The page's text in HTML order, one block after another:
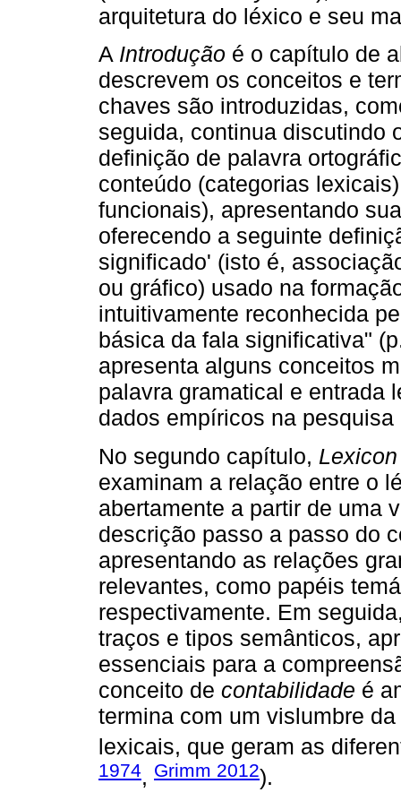
arquitetura do léxico e seu
A Introdução é o capítulo de
descrevem os conceitos e
chaves são introduzidas,
seguida, continua discutindo
definição de palavra
conteúdo (categorias
funcionais), apresentando
oferecendo a seguinte
significado' (isto é,
ou gráfico) usado na
intuitivamente reconhecida
básica da fala significativa"
apresenta alguns conceitos
palavra gramatical e entrada
dados empíricos na pesquisa
No segundo capítulo,
examinam a relação entre o
abertamente a partir de uma
descrição passo a passo do
apresentando as relações
relevantes, como papéis
respectivamente. Em
traços e tipos semânticos,
essenciais para a
conceito de contabilidade é
termina com um vislumbre
lexicais, que geram as
1974, Grimm 2012).